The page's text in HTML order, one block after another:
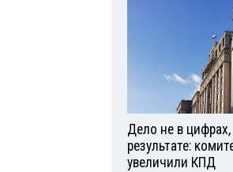
Дело не в цифрах,
результате:
увеличили КПД